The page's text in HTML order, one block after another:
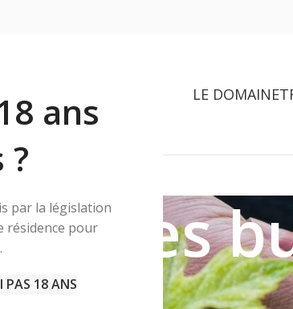
ans
?
par la législation
résidence pour
PAS 18 ANS
LE DOMAINE
Les
Élaborés à partir de Pinot Blanc, nos crémants